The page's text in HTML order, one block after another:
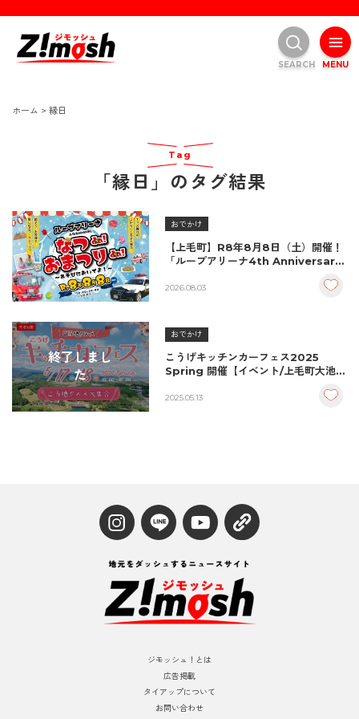
ホーム > 縁日
Tag
「縁日」のタグ結果
おでかけ
【上毛町】R8年8月8日（土）開催！
「ループアリーナ4th Anniversary
でよ～」
2026.08.03
終了しまし
た
おでかけ
こうげキッチンカーフェス2025
Spring 開催【イベント/上毛町大池公
2025.05.13
ジモッシュ！とは
広告掲載
タイアップについて
お問い合わせ
MENU
SEARCH